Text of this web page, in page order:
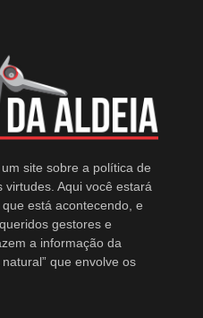
site sobre a política de
Aqui você estará
está acontecendo, e
gestores e
a informação da
que envolve os